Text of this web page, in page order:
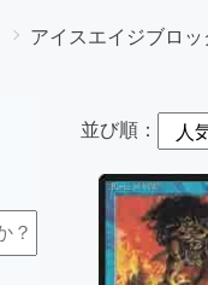
アイスエイジブロッ
並び順：